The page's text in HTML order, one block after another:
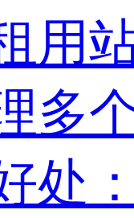
用
多
处